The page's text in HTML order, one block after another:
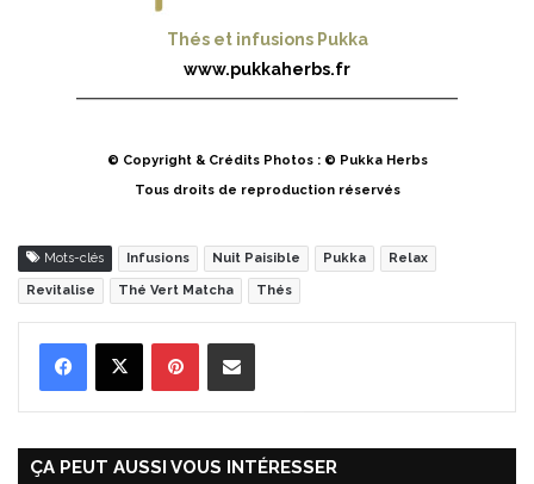
Thés et infusions Pukka
www.pukkaherbs.fr
© Copyright & Crédits Photos : © Pukka Herbs
Tous droits de reproduction réservés
Mots-clés Infusions Nuit Paisible Pukka Relax
Revitalise Thé Vert Matcha Thés
ÇA PEUT AUSSI VOUS INTÉRESSER